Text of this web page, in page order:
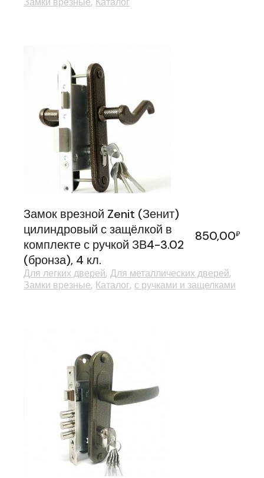
Замок врезной Zenit (Зенит)
цилиндровый с защёлкой в
комплекте с ручкой ЗВ4-3.02
(бронза), 4 кл.
850,00₽
Для легких дверей Для металлических дверей
Замки врезные Каталог с ручками и защелками